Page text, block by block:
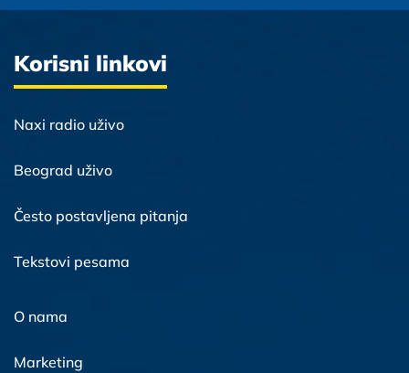
Korisni linkovi
Naxi radio uživo
Beograd uživo
Često postavljena pitanja
Tekstovi pesama
O nama
Marketing